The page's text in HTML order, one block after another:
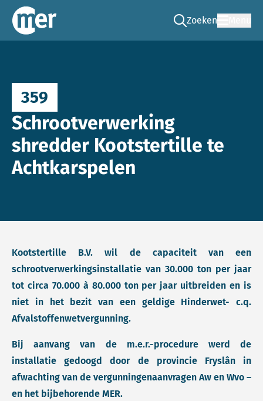
Commissie mer
Zoeken
Ga naar de zoek
359
Schrootverwerking
shredder Kootstertille te
Achtkarspelen
Kootstertille B.V. wil de capaciteit van een
schrootverwerkingsinstallatie van 30.000 ton per jaar
tot circa 70.000 à 80.000 ton per jaar uitbreiden en is
niet in het bezit van een geldige Hinderwet- c.q.
Afvalstoffenwetvergunning.
Bij aanvang van de m.e.r.-procedure werd de
installatie gedoogd door de provincie Fryslân in
afwachting van de vergunningenaanvragen Aw en Wvo –
en het bijbehorende MER.